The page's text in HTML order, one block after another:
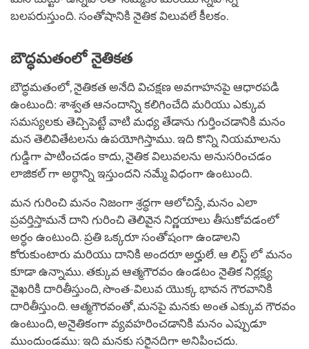
బలపరుస్తుంది. సంతోషానికి నైతిక విలువలే కీలకం.
బౌద్ధమతంలో నైతికత
బౌద్ధమతంలో, నైతికత అనేది విచక్షణ అవగాహనపై ఆధారపడి
ఉంటుంది: శాశ్వత ఆనందాన్ని కలిగించేది మరియు ఎక్కువ
సమస్యలకు తెచ్చిపెట్టే వాటి మధ్య తేడాను గుర్తించడానికి మనం
మన తెలివితేటలను ఉపయోగిస్తాము. ఇది కొన్ని నియమాలను
గుడ్డిగా పాటించడం కాదు, నైతిక విలువలను అనుసరించడం
లాజికల్ గా అర్ధాన్ని ఇస్తుందని నమ్మే విధంగా ఉంటుంది.
మన గురించి మనం నిజంగా శ్రద్ధగా ఆలోచిస్తే, మనం ఎలా
ప్రవర్తిస్తామనే దాని గురించి తెలివైన నిర్ణయాలు తీసుకోవడంలో
అర్ధం ఉంటుంది. ప్రతి ఒక్కరూ సంతోషంగా ఉండాలని
కోరుకుంటారు మరియు దానికి అందరూ అర్హులే. ఆ లిస్ట్ లో మనం
కూడా ఉన్నాము. తక్కువ ఆత్మగౌరవం ఉండటం నైతిక నిర్లక్ష్య
వైఖరికి దారితీస్తుంది, సొంత-విలువ యొక్క భావన గౌరవానికి
దారితీస్తుంది. ఆత్మగౌరవంతో, మనపై మనకు అంత ఎక్కువ గౌరవం
ఉంటుంది, అనైతికంగా వ్యవహరించడానికి మనం ఎప్పుడూ
ముందుండము: ఇది మనకు సరైనదిగా అనిపించదు.